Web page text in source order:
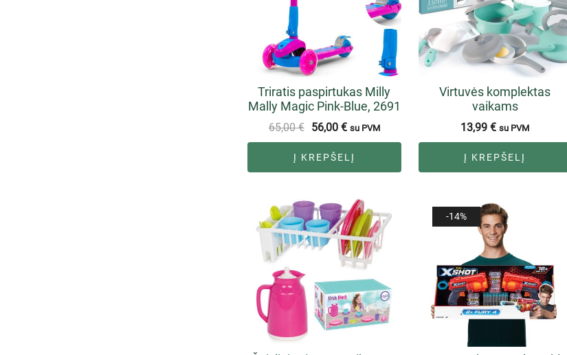
Triratis paspirtukas Milly
Mally Magic Pink-Blue, 2691
65,00€ 56,00 € su PVM
Į KREPŠELĮ
Virtuvės komplektas
vaikams
13,99€ su PVM
Į KREPŠELĮ
-14%